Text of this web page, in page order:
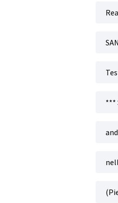
***